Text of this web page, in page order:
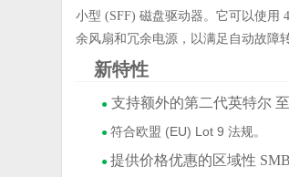
小型 (SFF) 磁盘驱动器。它可以使用
余风扇和冗余电源，以满足自动故障
新特性
● 支持额外的第二代英特尔
●符合欧盟 (EU) Lot 9 法规。
●提供价格优惠的区域性 SMB